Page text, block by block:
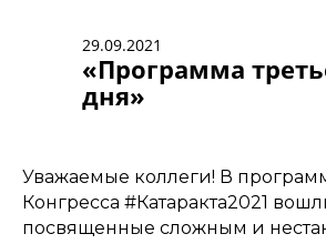
29.09.2021
«Программа
дня»
Уважаемые коллеги! В
Конгресса #Катаракта2021
посвященные сложным и